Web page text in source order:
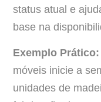
status atual e
base na
Exemplo Prático:
móveis inicie a
unidades de